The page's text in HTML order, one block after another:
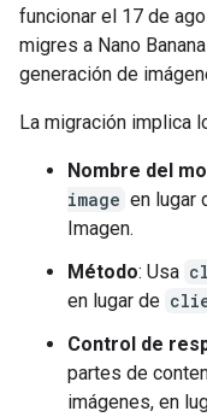
funcionar el 17 de
migres a Nano
generación de
La migración implica
Nombre del
image en lugar
Imagen.
Método: Usa
en lugar de
Control de
partes de
imágenes, en